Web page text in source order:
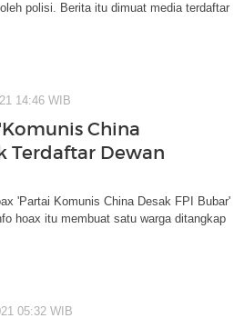
polisi. Berita itu dimuat media terdaftar
14:46 WIB
China
Terdaftar Dewan
'Partai Komunis China Desak FPI Bubar'
hoax itu membuat satu warga ditangkap
05:32 WIB